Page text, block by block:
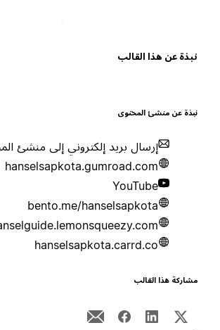
عن هذا القالب
عن منشئ المحتوى
إرسال بريد إلكتروني إلى منشئ المحتوى
hanselsapkota.gumroad.com
YouTube
bento.me/hanselsapkota
hanselguide.lemonsqueezy.com
hanselsapkota.carrd.co
هذا القالب